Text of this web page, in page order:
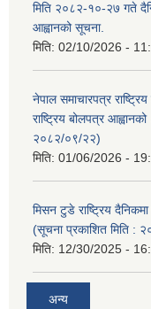
मिति २०८२-१०-२७ गते
आह्वानको सूचना.
मिति: 02/10/2026 -
नेपाल समाचारपत्र
राष्ट्रिय बोलपत्र
२०८२/०९/२२)
मिति: 01/06/2026 -
मिसन टुडे राष्ट्रिय
(सूचना प्रकाशित मिति :
मिति: 12/30/2025 -
अन्य